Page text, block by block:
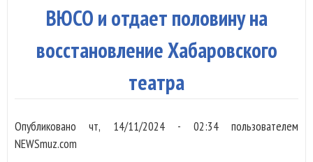
ВЮСО и отдает половину на
восстановление Хабаровского
театра
Опубликованочт, 14/11/2024 - 02:34пользователем
NEWSmuz.com